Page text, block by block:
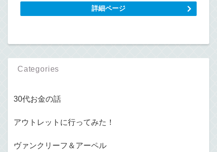
詳細ページ
Categories
30代お金の話
アウトレットに行ってみた！
ヴァンクリーフ＆アーペル